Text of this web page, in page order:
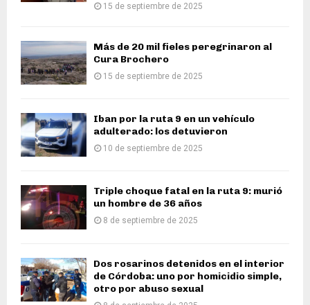
15 de septiembre de 2025
Más de 20 mil fieles peregrinaron al
Cura Brochero
15 de septiembre de 2025
Iban por la ruta 9 en un vehículo
adulterado: los detuvieron
10 de septiembre de 2025
Triple choque fatal en la ruta 9: murió
un hombre de 36 años
8 de septiembre de 2025
Dos rosarinos detenidos en el interior
de Córdoba: uno por homicidio simple,
otro por abuso sexual